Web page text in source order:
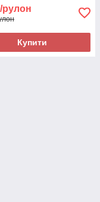
рулон
Купити